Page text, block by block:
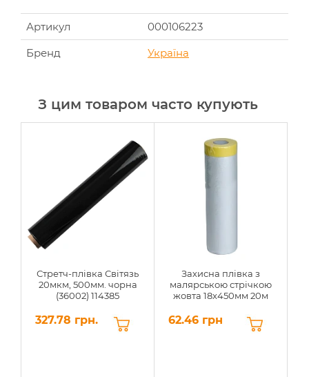
Артикул
000106223
Бренд
Україна
З цим товаром часто купують
Стретч-плівка Світязь
20мкм, 500мм. чорна
(36002) 114385
327.78 грн.
Захисна плівка з
малярською стрічкою
жовта 18x450мм 20м
62.46 грн